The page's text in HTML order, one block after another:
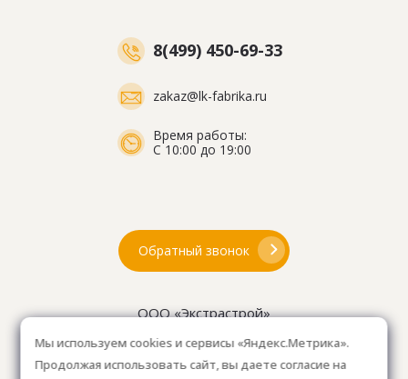
8(499) 450-69-33
zakaz@lk-fabrika.ru
Время работы:
С 10:00 до 19:00
Обратный звонок
ООО «Экстрастрой»
ОГРН 1157746804753
Как проехать: 15км от Мкад, в среднем 10-15 мин. на
Мы используем cookies и сервисы «Яндекс.Метрика».
Продолжая использовать сайт, вы даете согласие на